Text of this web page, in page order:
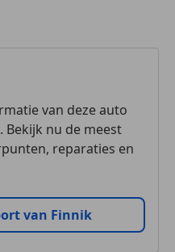
van deze auto
nu de meest
reparaties en
van Finnik